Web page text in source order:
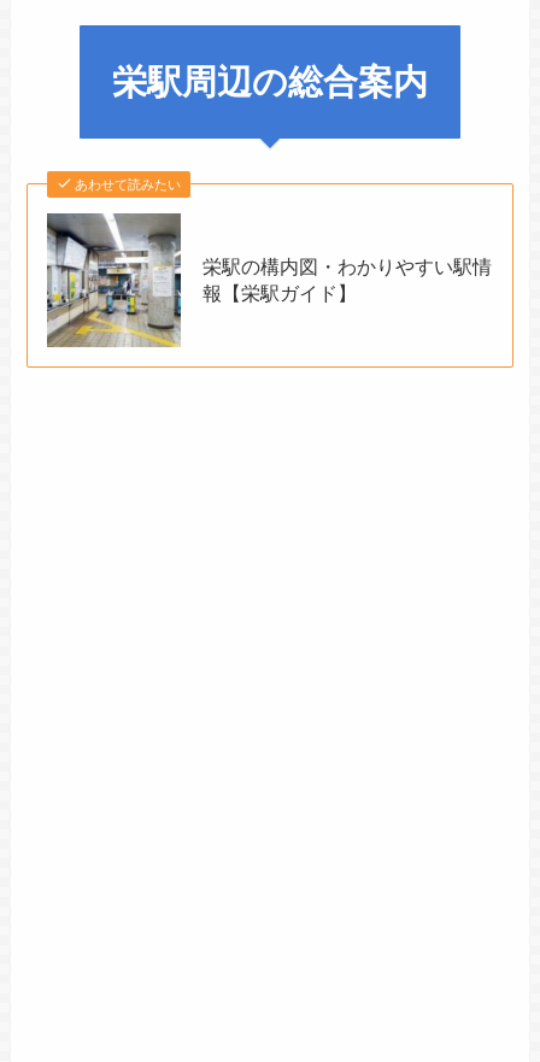
栄駅周辺の総合案内
あわせて読みたい
栄駅の構内図・わかりやすい駅情
報【栄駅ガイド】